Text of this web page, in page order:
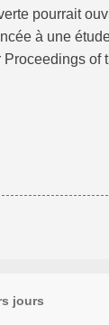
pourrait
à une
of
jours